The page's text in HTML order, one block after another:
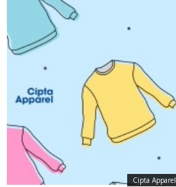
Cipta Apparel